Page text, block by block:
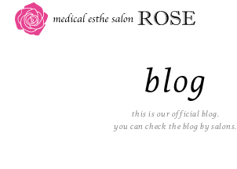
blog
this is our official blog.
you can check the blog by salons.